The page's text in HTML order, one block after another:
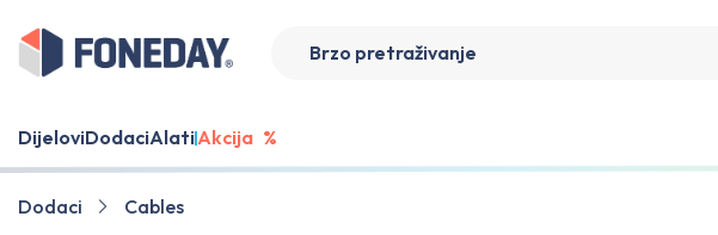
DijeloviDodaciAlatiAkcija %
Dodaci Cables